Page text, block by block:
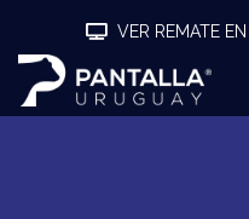
VER REMATE